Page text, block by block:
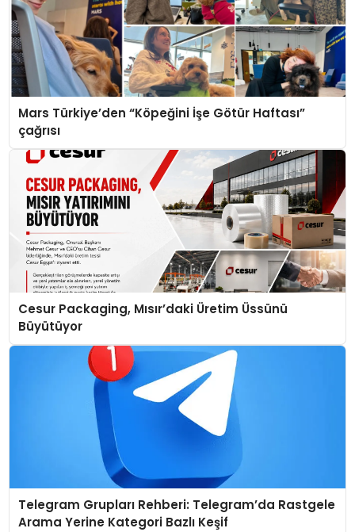
Mars Türkiye’den “Köpeğini İşe Götür Haftası”
çağrısı
Cesur Packaging, Mısır’daki Üretim Üssünü
Büyütüyor
Telegram Grupları Rehberi: Telegram’da Rastgele
Arama Yerine Kategori Bazlı Keşif